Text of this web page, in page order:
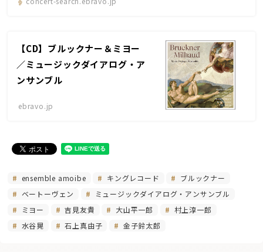
【CD】ブルックナー＆ミヨー
／ミュージックダイアログ・ア
ンサンブル
ebravo.jp
ensemble amoibe キングレコード
ブルックナー
ベートーヴェン
ミュージックダイアログ・アンサンブル
ミヨー
吉見友貴 大山平一郎
村上淳一郎
水谷晃
石上真由子 金子鈴太郎